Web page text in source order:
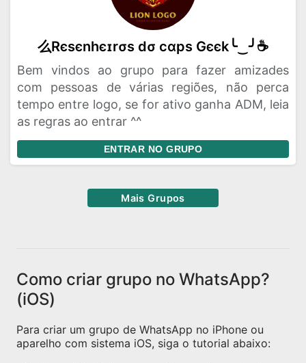
么Rєѕєnhєɪrσѕ dσ cαpѕ Gєєk╰‿╯☕
Bem vindos ao grupo para fazer amizades
com pessoas de várias regiões, não perca
tempo entre logo, se for ativo ganha ADM, leia
as regras ao entrar ^^
ENTRAR NO GRUPO
Mais Grupos
Como criar grupo no WhatsApp?
(iOS)
Para criar um grupo de WhatsApp no iPhone ou
aparelho com sistema iOS, siga o tutorial abaixo: